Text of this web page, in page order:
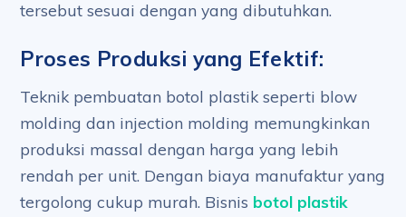
tersebut sesuai dengan yang dibutuhkan.
Proses Produksi yang Efektif:
Teknik pembuatan botol plastik seperti blow
molding dan injection molding memungkinkan
produksi massal dengan harga yang lebih
rendah per unit. Dengan biaya manufaktur yang
tergolong cukup murah. Bisnis botol plastik